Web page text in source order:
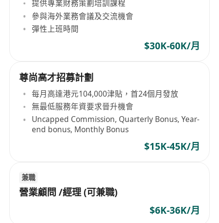
提供專業財務策劃培訓課程
參與海外業務會議及交流機會
彈性上班時間
$30K-60K/月
尊尚高才招募計劃
每月高達港元104,000津貼，首24個月發放
無最低服務年資要求晉升機會
Uncapped Commission, Quarterly Bonus, Year-
end bonus, Monthly Bonus
$15K-45K/月
兼職
營業顧問 /經理 (可兼職)
$6K-36K/月